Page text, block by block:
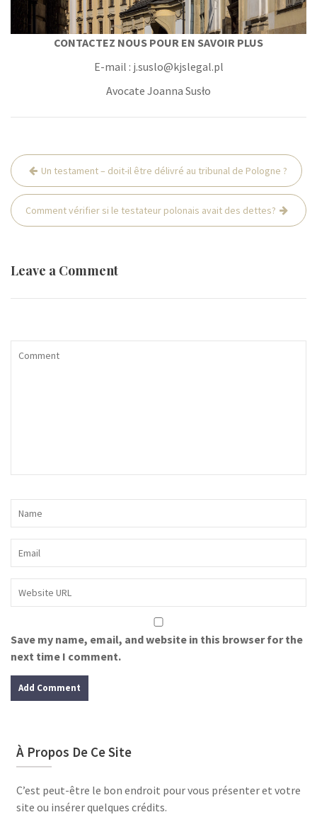
CONTACTEZ NOUS POUR EN SAVOIR PLUS
E-mail : j.suslo@kjslegal.pl
Avocate Joanna Susło
Post
navigation
Un testament – doit-il être délivré au tribunal de Pologne ?
Comment vérifier si le testateur polonais avait des dettes?
Leave a Comment
Save my name, email, and website in this browser for the
next time I comment.
À Propos De Ce Site
C’est peut-être le bon endroit pour vous présenter et votre
site ou insérer quelques crédits.